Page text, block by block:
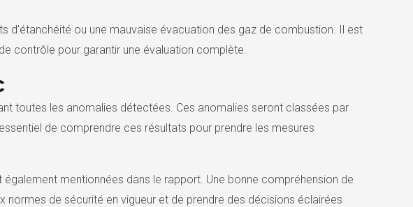
ou une mauvaise évacuation des gaz de combustion. Il est
contrôle pour garantir une évaluation complète.
toutes les anomalies détectées. Ces anomalies seront classées par
de comprendre ces résultats pour prendre les mesures
mentionnées dans le rapport. Une bonne compréhension de
de sécurité en vigueur et de prendre des décisions éclairées